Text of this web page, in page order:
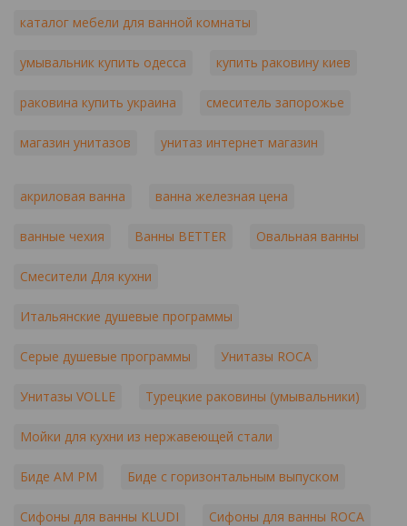
каталог мебели для ванной комнаты
умывальник купить одесса купить раковину киев
раковина купить украина смеситель запорожье
магазин унитазов унитаз интернет магазин
акриловая ванна ванна железная цена
ванные чехия Ванны BETTER Овальная ванны
Смесители Для кухни
Итальянские душевые программы
Серые душевые программы Унитазы ROCA
Унитазы VOLLE Турецкие раковины (умывальники)
Мойки для кухни из нержавеющей стали
Биде AM PM Биде с горизонтальным выпуском
Сифоны для ванны KLUDI Сифоны для ванны ROCA